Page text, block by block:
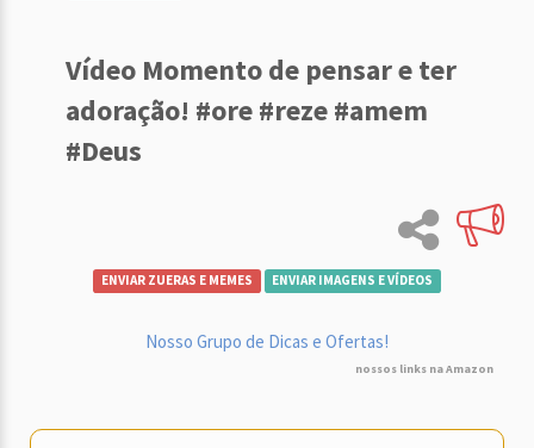
Vídeo Momento de pensar e ter
adoração! #ore #reze #amem
#Deus
ENVIAR ZUERAS E MEMES ENVIAR IMAGENS E VÍDEOS
Nosso Grupo de Dicas e Ofertas!
nossos links na Amazon